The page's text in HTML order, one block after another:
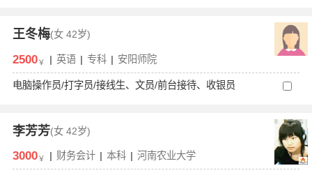
王冬梅(女 42岁)
2500￥ | 英语 | 专科 | 安阳师院
电脑操作员/打字员/接线生、文员/前台接待、收银员
李芳芳(女 42岁)
3000￥ | 财务会计 | 本科 | 河南农业大学